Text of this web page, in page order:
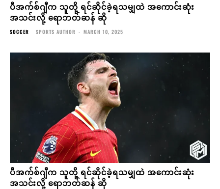
ပီအက်စ်ဂျီက သူတို့ ရင်ဆိုင်ခဲ့ရသမျှထဲ အကောင်းဆုံး
အသင်းလို့ ရောဘတ်ဆန် ဆို
SOCCER SPORTS AUTHOR - MARCH 10, 2025
ပီအက်စ်ဂျီက သူတို့ ရင်ဆိုင်ခဲ့ရသမျှထဲ အကောင်းဆုံး
အသင်းလို့ ရောဘတ်ဆန် ဆို